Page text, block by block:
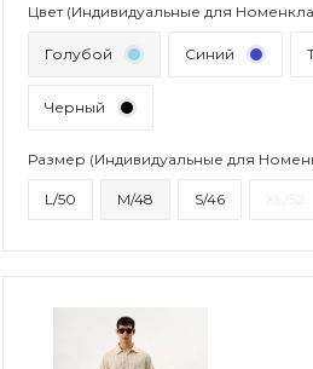
Цвет (Индивидуальные для
Голубой Синий
Черный
Размер (Индивидуальные для
L/50 M/48 S/46